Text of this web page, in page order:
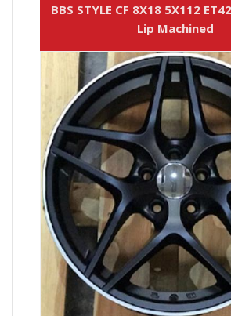
BBS STYLE CF 8X18 5X112
Lip Machined